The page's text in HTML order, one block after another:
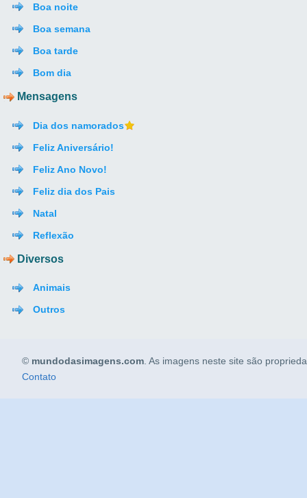
Boa noite
Boa semana
Boa tarde
Bom dia
Mensagens
Dia dos namorados
Feliz Aniversário!
Feliz Ano Novo!
Feliz dia dos Pais
Natal
Reflexão
Diversos
Animais
Outros
© mundodasimagens.com . As imagens neste site são
Contato